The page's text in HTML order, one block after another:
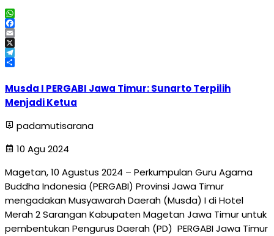
WhatsApp
Facebook
Email
X
Telegram
Musda I PERGABI Jawa Timur: Sunarto Terpilih
Menjadi Ketua
padamutisarana
10 Agu 2024
Magetan, 10 Agustus 2024 – Perkumpulan Guru Agama
Buddha Indonesia (PERGABI) Provinsi Jawa Timur
mengadakan Musyawarah Daerah (Musda) I di Hotel
Merah 2 Sarangan Kabupaten Magetan Jawa Timur untuk
pembentukan Pengurus Daerah (PD) PERGABI Jawa Timur